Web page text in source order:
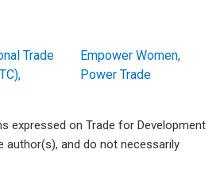
Trade
Empower Women,
Power Trade
expressed on Trade for Development
author(s), and do not necessarily